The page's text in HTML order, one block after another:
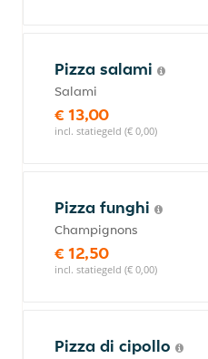
Pizza salami
Salami
€ 13,00
incl. statiegeld (€ 0,00)
Pizza funghi
Champignons
€ 12,50
incl. statiegeld (€ 0,00)
Pizza di cipollo